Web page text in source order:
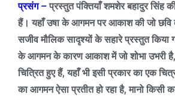
प्रसंग –प्रस्तुत पंक्तियाँ शमशेर बहादुर सिंह
हैं। यहाँ उषा के आगमन पर आकाश की जो
सजीव मौलिक सादृश्यों के सहारे प्रस्तुत किया
के आगमन के कारण आकाश में जो शोभा उभरी है
चित्रित हुए हैं,यहाँ भी इसी प्रकार का एक
का आगमन ऐसा प्रतीत हो रहा है,मानो किसी